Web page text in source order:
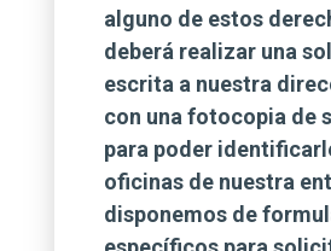
alguno de estos
deberá realizar una
escrita a nuestra
con una fotocopia de
para poder
oficinas de nuestra
disponemos de